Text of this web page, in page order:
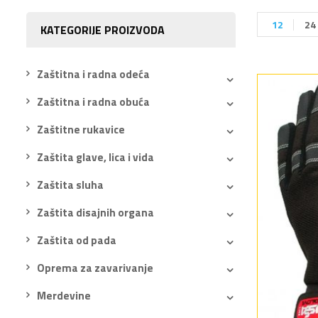
KATEGORIJE PROIZVODA
Zaštitna i radna odeća
Zaštitna i radna obuća
Zaštitne rukavice
Zaštita glave, lica i vida
Zaštita sluha
Zaštita disajnih organa
Zaštita od pada
Oprema za zavarivanje
Merdevine
12 24